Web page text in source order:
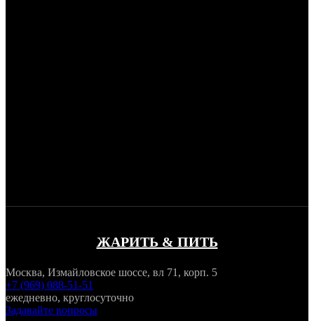
ЖАРИТЬ & ПИТЬ
Москва, Измайловское шоссе, вл 71, корп. 5
+7 (969) 088-51-51
ежедневно, круглосуточно
Задавайте вопросы